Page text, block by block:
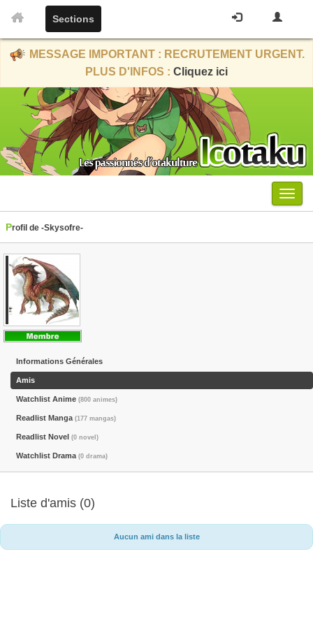
Sections
MESSAGE IMPORTANT : RECRUTEMENT URGENT.
PLUS D'INFOS : Cliquez ici
Menu
Profil de -Skysofre-
Informations Générales
Amis
Watchlist Anime (800 animes)
Readlist Manga (177 mangas)
Readlist Novel (0 novel)
Watchlist Drama (0 drama)
Liste d'amis (0)
Aucun ami dans la liste